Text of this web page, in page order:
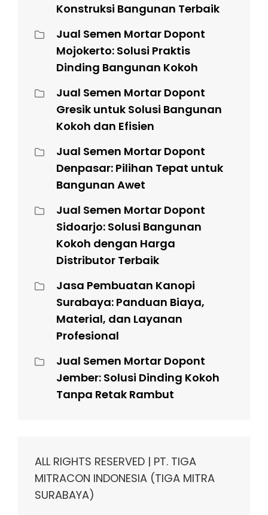
Konstruksi Bangunan Terbaik
Jual Semen Mortar Dopont
Mojokerto: Solusi Praktis
Dinding Bangunan Kokoh
Jual Semen Mortar Dopont
Gresik untuk Solusi Bangunan
Kokoh dan Efisien
Jual Semen Mortar Dopont
Denpasar: Pilihan Tepat untuk
Bangunan Awet
Jual Semen Mortar Dopont
Sidoarjo: Solusi Bangunan
Kokoh dengan Harga
Distributor Terbaik
Jasa Pembuatan Kanopi
Surabaya: Panduan Biaya,
Material, dan Layanan
Profesional
Jual Semen Mortar Dopont
Jember: Solusi Dinding Kokoh
Tanpa Retak Rambut
ALL RIGHTS RESERVED | PT. TIGA
MITRACON INDONESIA (TIGA MITRA
SURABAYA)